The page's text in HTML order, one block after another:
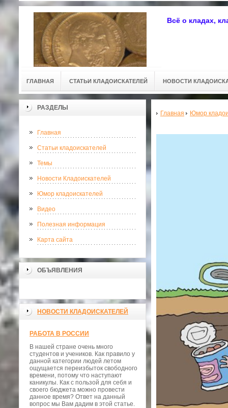
Всё о кладах,
ГЛАВНАЯ СТАТЬИ КЛАДОИСКАТЕЛЕЙ НОВОСТИ
РАЗДЕЛЫ
Главная
Статьи кладоискателей
Темы
Новости Кладоискателей
Юмор кладоискателей
Видео
Полезная информация
Карта сайта
ОБЪЯВЛЕНИЯ
НОВОСТИ КЛАДОИСКАТЕЛЕЙ
РАБОТА В РОССИИ
В нашей стране очень много
студентов и учеников. Как правило у
данной категории людей летом
ощущается переизбыток свободного
времени, потому что наступают
каникулы. Как с пользой для себя и
своего бюджета можно провести
данное время? Ответ на данный
вопрос мы Вам дадим в этой статье.
Главная Юмор